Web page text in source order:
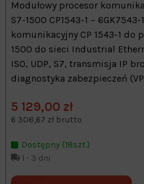
Modułowy procesor
S7-1500 CP1543-1 –
komunikacyjny CP 1543-1 do
1500 do sieci Industrial
ISO, UDP, S7, transmisja IP
diagnostyka zabezpieczeń
5 129,00 zł
6 308,67 zł brutto
Dostępny (18szt.)
1 - 3 dni